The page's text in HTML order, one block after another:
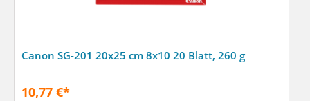
Canon SG-201 20x25 cm 8x10 20 Blatt, 260 g
10,77 €*